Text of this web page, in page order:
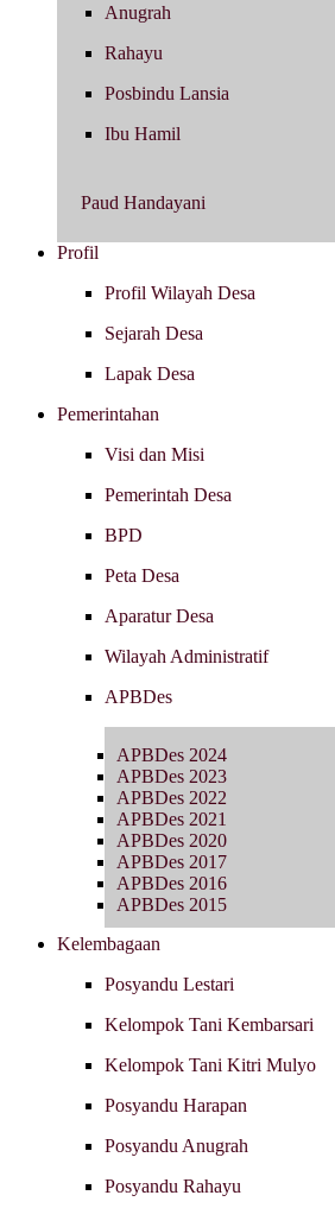
Anugrah
Rahayu
Posbindu Lansia
Ibu Hamil
Paud Handayani
Profil
Profil Wilayah Desa
Sejarah Desa
Lapak Desa
Pemerintahan
Visi dan Misi
Pemerintah Desa
BPD
Peta Desa
Aparatur Desa
Wilayah Administratif
APBDes
APBDes 2024
APBDes 2023
APBDes 2022
APBDes 2021
APBDes 2020
APBDes 2017
APBDes 2016
APBDes 2015
Kelembagaan
Posyandu Lestari
Kelompok Tani Kembarsari
Kelompok Tani Kitri Mulyo
Posyandu Harapan
Posyandu Anugrah
Posyandu Rahayu